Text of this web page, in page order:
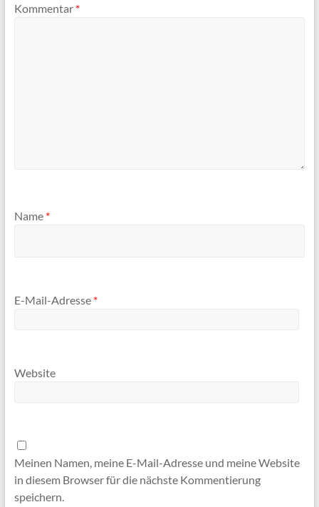
Kommentar *
Name *
E-Mail-Adresse *
Website
Meinen Namen, meine E-Mail-Adresse und meine Website
in diesem Browser für die nächste Kommentierung
speichern.